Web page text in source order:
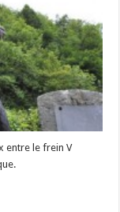
entre le frein V